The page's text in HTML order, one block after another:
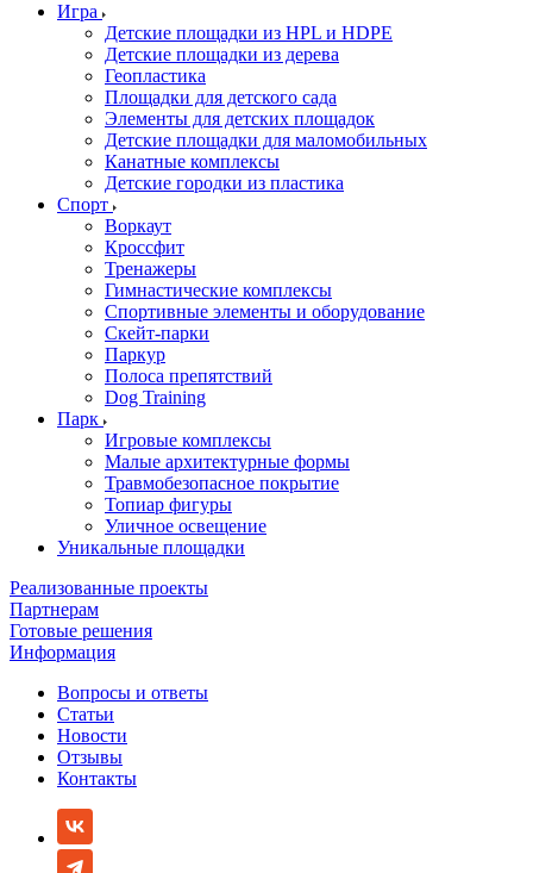
Игра
Детские площадки из HPL и HDPE
Детские площадки из дерева
Геопластика
Площадки для детского сада
Элементы для детских площадок
Детские площадки для маломобильных
Канатные комплексы
Детские городки из пластика
Спорт
Воркаут
Кроссфит
Тренажеры
Гимнастические комплексы
Спортивные элементы и оборудование
Скейт-парки
Паркур
Полоса препятствий
Dog Training
Парк
Игровые комплексы
Малые архитектурные формы
Травмобезопасное покрытие
Топиар фигуры
Уличное освещение
Уникальные площадки
Реализованные проекты
Партнерам
Готовые решения
Информация
Вопросы и ответы
Статьи
Новости
Отзывы
Контакты